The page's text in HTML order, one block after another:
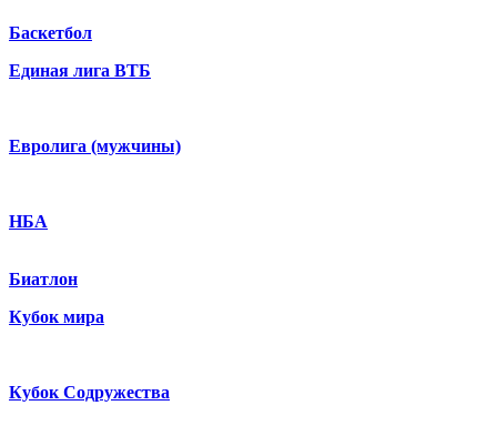
Баскетбол
Единая лига ВТБ
Евролига (мужчины)
НБА
Биатлон
Кубок мира
Кубок Содружества